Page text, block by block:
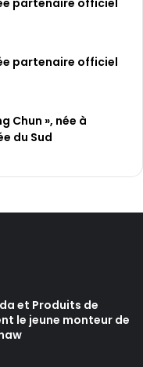
partenaire officiel
partenaire officiel
Chun », née à
du Sud
et Produits de
le jeune monteur de